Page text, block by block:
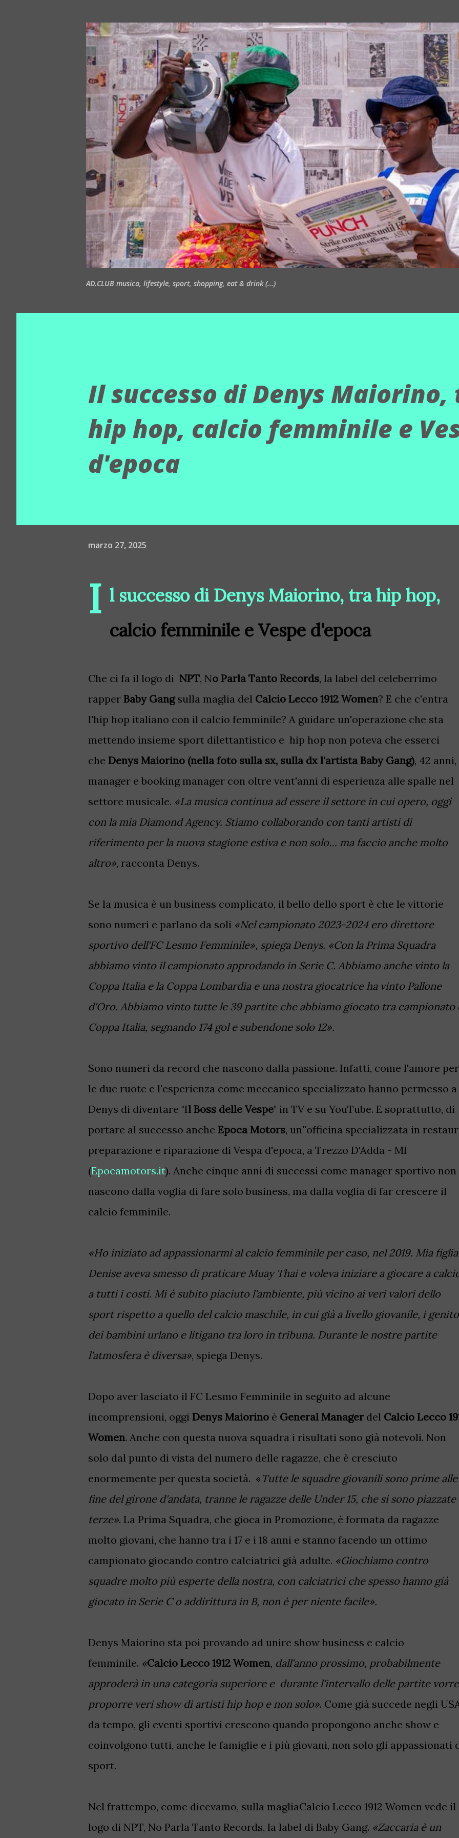
AD.CLUB musica, lifestyle, sport, shopping, eat & drink (...)
Il successo di Denys
hip hop, calcio femminile e
d'epoca
marzo 27, 2025
I l successo di Denys Maiorino, tra hip hop,
calcio femminile e Vespe d'epoca
Che ci fa il logo di NPT, No Parla Tanto Records, la label del celeberrimo
rapper Baby Gangsulla maglia del Calcio Lecco 1912 Women? E che c'entra
l'hip hop italiano con il calcio femminile? A guidare un'operazione che sta
mettendo insieme sport dilettantistico e hip hop non poteva che esserci
che Denys Maiorino (nella foto sulla sx, sulla dx l'artista Baby Gang), 42 anni,
manager e booking manager con oltre vent'anni di esperienza alle spalle nel
settore musicale. «La musica continua ad essere il settore in cui opero, oggi
con la mia Diamond Agency. Stiamo collaborando con tanti artisti di
riferimento per la nuova stagione estiva e non solo… ma faccio anche molto
altro», racconta Denys.
Se la musica è un business complicato, il bello dello sport è che le vittorie
sono numeri e parlano da soli «Nel campionato 2023-2024 ero direttore
sportivo dell'FC Lesmo Femminile», spiega Denys. «Con la Prima Squadra
abbiamo vinto il campionato approdando in Serie C. Abbiamo anche vinto la
Coppa Italia e la Coppa Lombardia e una nostra giocatrice ha vinto Pallone
d'Oro. Abbiamo vinto tutte le 39 partite che abbiamo giocato tra campionato
Coppa Italia, segnando 174 gol e subendone solo 12».
Sono numeri da record che nascono dalla passione. Infatti, come l'amore per
le due ruote e l'esperienza come meccanico specializzato hanno permesso a
Denys di diventare "Il Boss delle Vespe" in TV e su YouTube. E soprattutto, di
portare al successo anche Epoca Motors, un''officina specializzata in
preparazione e riparazione di Vespa d'epoca, a Trezzo D'Adda - MI
(Epocamotors.it). Anche cinque anni di successi come manager sportivo non
nascono dalla voglia di fare solo business, ma dalla voglia di far crescere il
calcio femminile.
«Ho iniziato ad appassionarmi al calcio femminile per caso, nel 2019. Mia figlia
Denise aveva smesso di praticare Muay Thai e voleva iniziare a giocare a
a tutti i costi. Mi è subito piaciuto l'ambiente, più vicino ai veri valori dello
sport rispetto a quello del calcio maschile, in cui già a livello giovanile, i
dei bambini urlano e litigano tra loro in tribuna. Durante le nostre partite
l'atmosfera è diversa», spiega Denys.
Dopo aver lasciato il FC Lesmo Femminile in seguito ad alcune
incomprensioni, oggi Denys Maiorino è General Manager del Calcio Lecco
Women. Anche con questa nuova squadra i risultati sono già notevoli. Non
solo dal punto di vista del numero delle ragazze, che è cresciuto
enormemente per questa società. « Tutte le squadre giovanili sono prime alle
fine del girone d'andata, tranne le ragazze delle Under 15, che si sono piazzate
terze». La Prima Squadra, che gioca in Promozione, è formata da ragazze
molto giovani, che hanno tra i 17 e i 18 anni e stanno facendo un ottimo
campionato giocando contro calciatrici già adulte. «Giochiamo contro
squadre molto più esperte della nostra, con calciatrici che spesso hanno già
giocato in Serie C o addirittura in B, non è per niente facile».
Denys Maiorino sta poi provando ad unire show business e calcio
femminile. «Calcio Lecco 1912 Women, dall'anno prossimo, probabilmente
approderà in una categoria superiore e durante l'intervallo delle partite
proporre veri show di artisti hip hop e non solo». Come già succede negli
da tempo, gli eventi sportivi crescono quando propongono anche show e
coinvolgono tutti, anche le famiglie e i più giovani, non solo gli appassionati
sport.
Nel frattempo, come dicevamo, sulla magliaCalcio Lecco 1912 Women vede il
logo di NPT, No Parla Tanto Records, la label di Baby Gang. «Zaccaria è un